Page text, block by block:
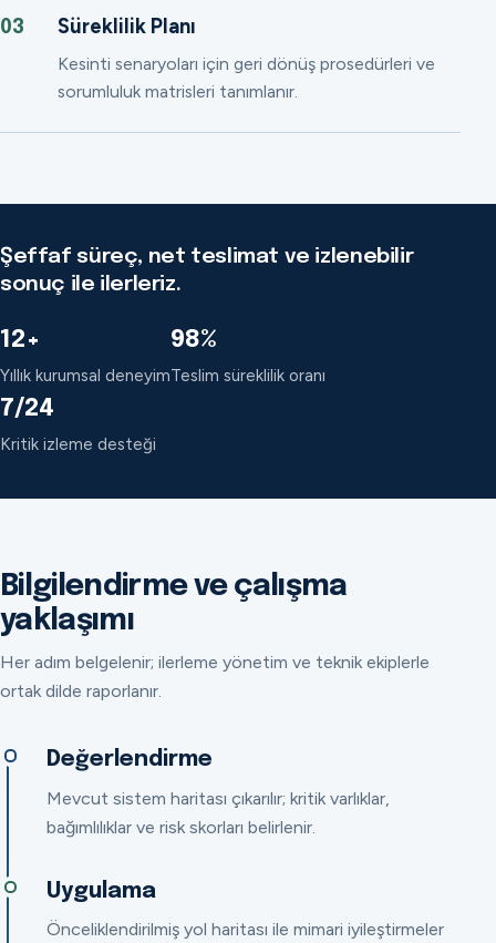
03 Süreklilik Planı
Kesinti senaryoları için geri dönüş prosedürleri ve
sorumluluk matrisleri tanımlanır.
Şeffaf süreç, net teslimat ve izlenebilir
sonuç ile ilerleriz.
12+
Yıllık kurumsal deneyim
98%
Teslim süreklilik oranı
7/24
Kritik izleme desteği
Bilgilendirme ve çalışma
yaklaşımı
Her adım belgelenir; ilerleme yönetim ve teknik ekiplerle
ortak dilde raporlanır.
Değerlendirme
Mevcut sistem haritası çıkarılır; kritik varlıklar,
bağımlılıklar ve risk skorları belirlenir.
Uygulama
Önceliklendirilmiş yol haritası ile mimari iyileştirmeler